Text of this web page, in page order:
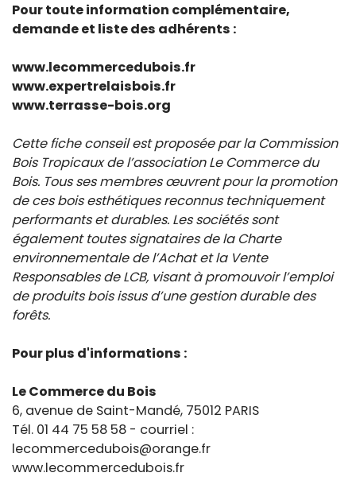
Pour toute information complémentaire,
demande et liste des adhérents :
www.lecommercedubois.fr
www.expertrelaisbois.fr
www.terrasse-bois.org
Cette fiche conseil est proposée par la Commission
Bois Tropicaux de l’association Le Commerce du
Bois. Tous ses membres œuvrent pour la promotion
de ces bois esthétiques reconnus techniquement
performants et durables. Les sociétés sont
également toutes signataires de la Charte
environnementale de l’Achat et la Vente
Responsables de LCB, visant à promouvoir l’emploi
de produits bois issus d’une gestion durable des
forêts.
Pour plus d'informations :
Le Commerce du Bois
6, avenue de Saint-Mandé, 75012 PARIS
Tél. 01 44 75 58 58 - courriel :
lecommercedubois@orange.fr
www.lecommercedubois.fr